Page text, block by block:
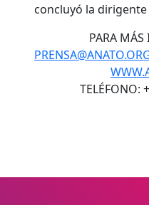
concluyó la
PARA
TELÉFONO: